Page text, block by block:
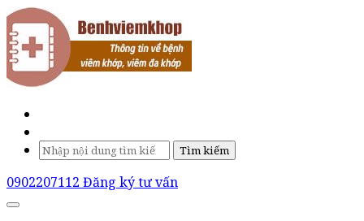
Tìm kiếm
0902207112 Đăng ký tư vấn